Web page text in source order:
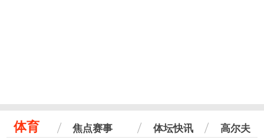
体育 焦点赛事 体坛快讯 高尔夫